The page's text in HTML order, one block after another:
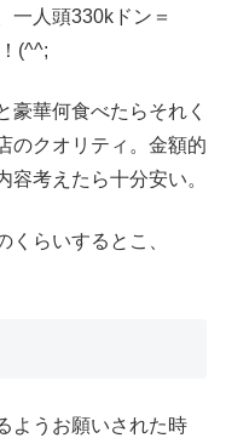
一人頭330kドン＝
(^^;
豪華何食べたらそれく
のクオリティ。金額的
考えたら十分安い。
くらいするとこ、
ようお願いされた時